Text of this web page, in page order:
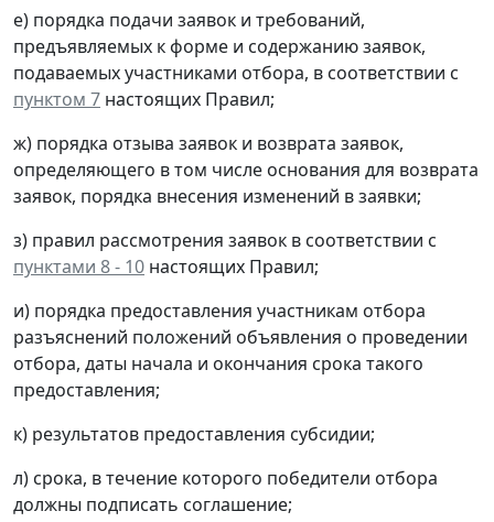
е) порядка подачи заявок и требований,
предъявляемых к форме и содержанию заявок,
подаваемых участниками отбора, в соответствии с
пунктом 7 настоящих Правил;
ж) порядка отзыва заявок и возврата заявок,
определяющего в том числе основания для возврата
заявок, порядка внесения изменений в заявки;
з) правил рассмотрения заявок в соответствии с
пунктами 8 - 10 настоящих Правил;
и) порядка предоставления участникам отбора
разъяснений положений объявления о проведении
отбора, даты начала и окончания срока такого
предоставления;
к) результатов предоставления субсидии;
л) срока, в течение которого победители отбора
должны подписать соглашение;